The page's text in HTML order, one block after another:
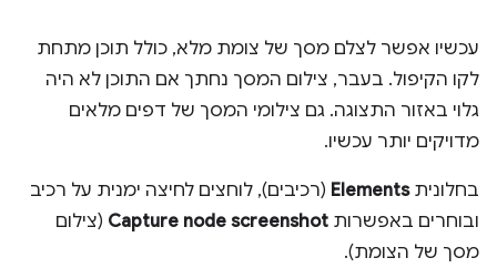
עכשיו אפשר לצלם מסך של צומת מלא, כולל תוכן מתחת
לקו הקיפול. בעבר, צילום המסך נחתך אם התוכן לא היה
גלוי באזור התצוגה. גם צילומי המסך של דפים מלאים
מדויקים יותר עכשיו.
בחלוניתElements (רכיבים), לוחצים לחיצה ימנית על רכיב
ובוחרים באפשרות Capture node screenshot (צילום
מסך של הצומת).